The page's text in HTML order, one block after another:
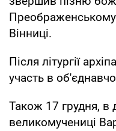
Вінниці.
Після літургії
участь в
Також 17 грудня, в
великомучениці